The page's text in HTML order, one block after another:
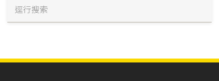
逕行搜索